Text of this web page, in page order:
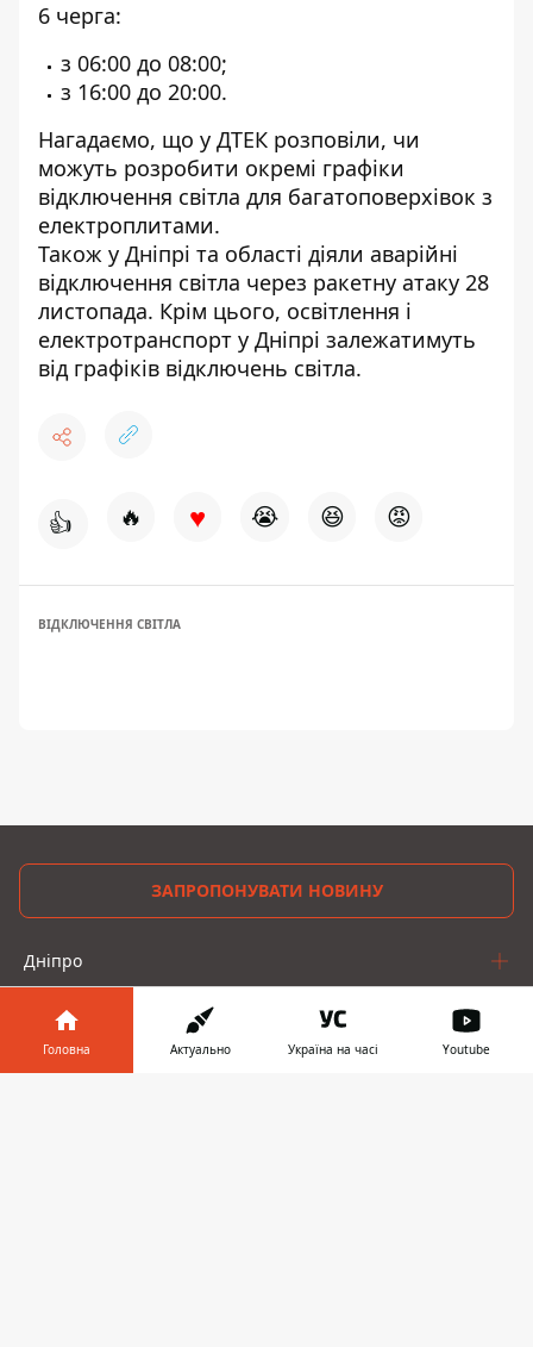
6 черга:
з 06:00 до 08:00;
з 16:00 до 20:00.
Нагадаємо, що у ДТЕК розповіли, чи
можуть розробити окремі графіки
відключення світла для багатоповерхівок з
електроплитами.
Також у Дніпрі та області діяли аварійні
відключення світла через ракетну атаку 28
листопада. Крім цього, освітлення і
електротранспорт у Дніпрі залежатимуть
від графіків відключень світла.
👍 🔥 ♥ 😭 😆 😡
ВІДКЛЮЧЕННЯ СВІТЛА
ЗАПРОПОНУВАТИ НОВИНУ
Дніпро
Область
Україна
Головна Актуально Україна на часі Youtube